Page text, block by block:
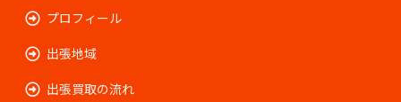
プロフィール
出張地域
出張買取の流れ